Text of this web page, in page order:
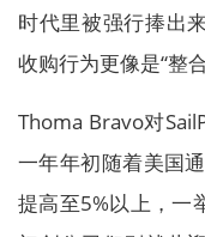
时代里被强行捧出
收购行为更像是“整
Thoma Bravo对
一年年初随着美国
提高至5%以上，一